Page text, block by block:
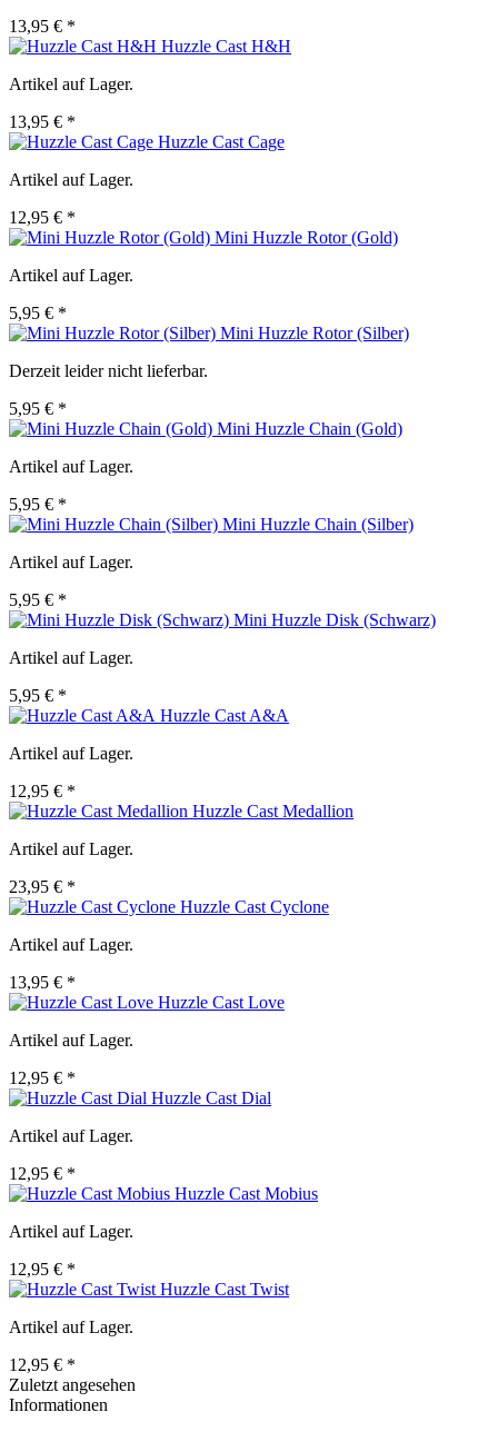
13,95 € *
Huzzle Cast H&H
Artikel auf Lager.
13,95 € *
Huzzle Cast Cage
Artikel auf Lager.
12,95 € *
Mini Huzzle Rotor (Gold)
Artikel auf Lager.
5,95 € *
Mini Huzzle Rotor (Silber)
Derzeit leider nicht lieferbar.
5,95 € *
Mini Huzzle Chain (Gold)
Artikel auf Lager.
5,95 € *
Mini Huzzle Chain (Silber)
Artikel auf Lager.
5,95 € *
Mini Huzzle Disk (Schwarz)
Artikel auf Lager.
5,95 € *
Huzzle Cast A&A
Artikel auf Lager.
12,95 € *
Huzzle Cast Medallion
Artikel auf Lager.
23,95 € *
Huzzle Cast Cyclone
Artikel auf Lager.
13,95 € *
Huzzle Cast Love
Artikel auf Lager.
12,95 € *
Huzzle Cast Dial
Artikel auf Lager.
12,95 € *
Huzzle Cast Mobius
Artikel auf Lager.
12,95 € *
Huzzle Cast Twist
Artikel auf Lager.
12,95 € *
Zuletzt angesehen
Informationen